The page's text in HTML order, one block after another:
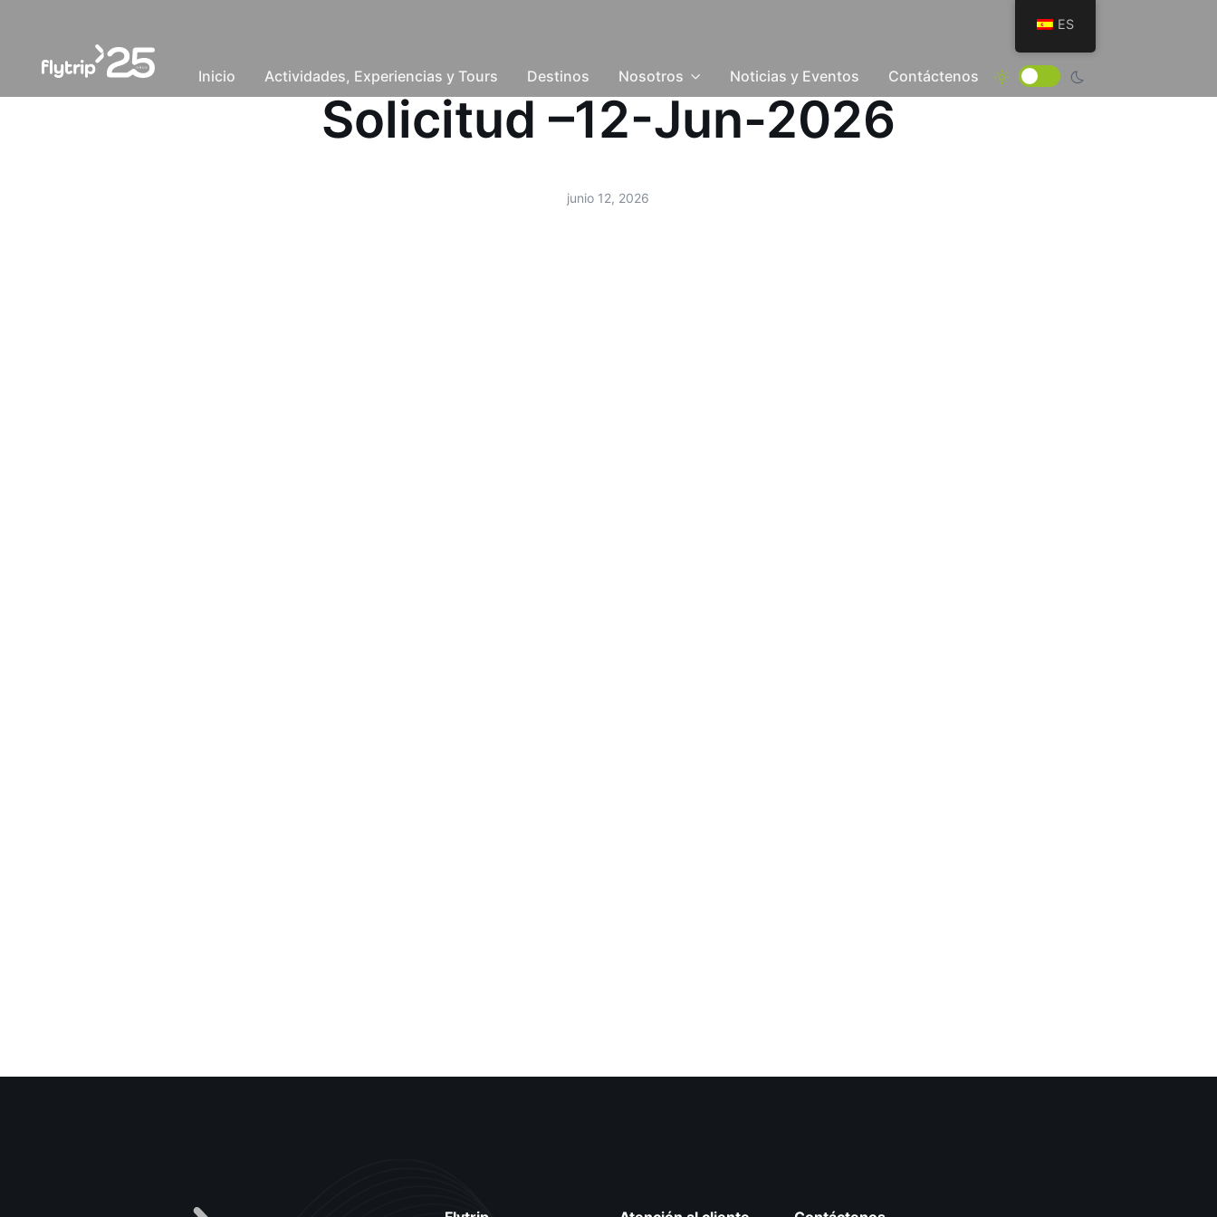
Inicio Actividades, Experiencias y Tours Destinos Nosotros Noticias y Eventos Contáctenos
Solicitud –12-Jun-2026
junio 12, 2026
ES